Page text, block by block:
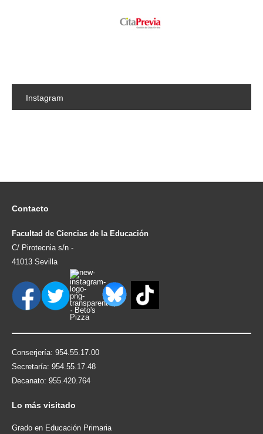
Instagram
Contacto
Facultad de Ciencias de la Educación
C/ Pirotecnia s/n -
41013 Sevilla
Conserjería: 954.55.17.00
Secretaría: 954.55.17.48
Decanato: 955.420.764
Lo más visitado
Grado en Educación Primaria